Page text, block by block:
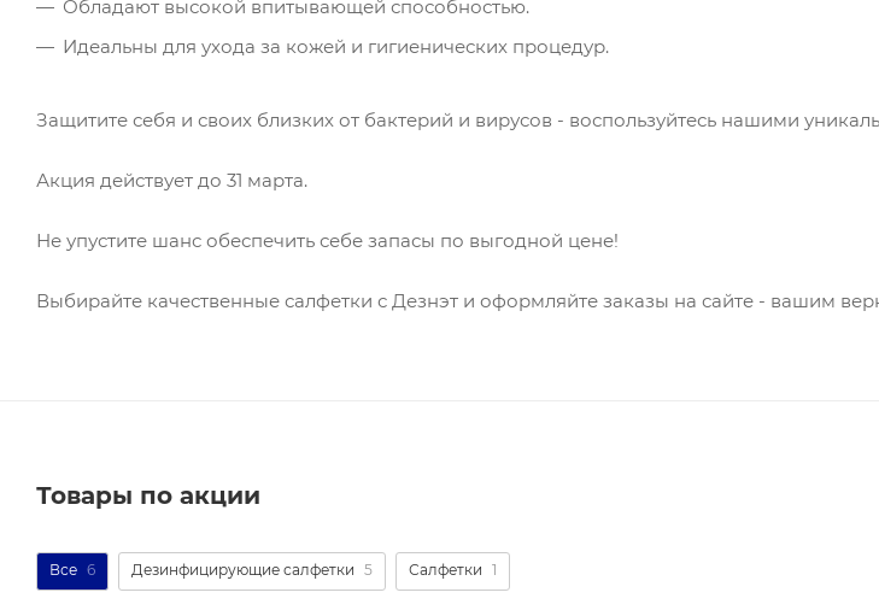
Обладают высокой впитывающей способностью.
Идеальны для ухода за кожей и гигиенических процедур.
Защитите себя и своих близких от бактерий и вирусов - воспользуйтесь нашими
Акция действует до 31 марта.
Не упустите шанс обеспечить себе запасы по выгодной цене!
Выбирайте качественные салфетки с Дезнэт и оформляйте заказы на сайте - вашим
Товары по акции
Все 6 Дезинфицирующие салфетки 5 Салфетки 1